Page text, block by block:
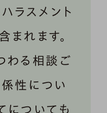
ラスメント
まれます。
わる相談ご
性につい
についても